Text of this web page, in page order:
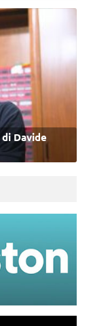
Davide